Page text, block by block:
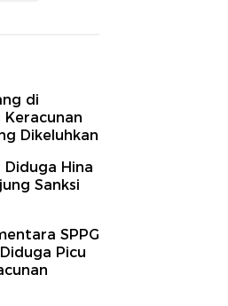
di
Dikeluhkan
Diduga Hina
Sanksi
SPPG
Picu